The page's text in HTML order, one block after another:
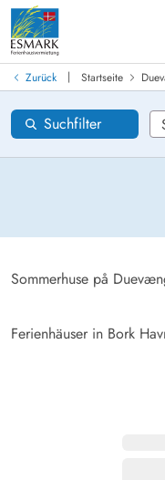
Zurück | Startseite
Sommerhuse på
Ferienhäuser in Bork
Suchfilter
Ferienhaus in
Anreise
Gebiete